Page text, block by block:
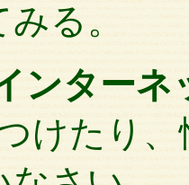
る。
ンターネ
けたり、